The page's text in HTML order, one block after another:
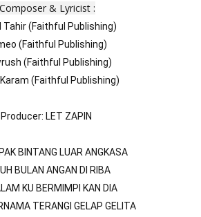
Composer & Lyricist :
Tahir (Faithful Publishing)
(Faithful Publishing)
(Faithful Publishing)
(Faithful Publishing)
Producer: LET ZAPIN
BINTANG LUAR ANGKASA
BULAN ANGAN DI RIBA
KU BERMIMPI KAN DIA
TERANGI GELAP GELITA